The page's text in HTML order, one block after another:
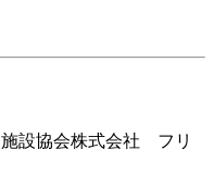
施設協会株式会社 フリ